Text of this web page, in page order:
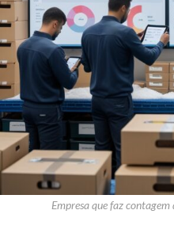
Empresa que faz contagem